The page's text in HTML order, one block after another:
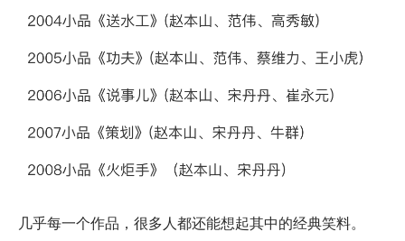
几乎每一个作品，很多人都还能想起其中的经典笑料。